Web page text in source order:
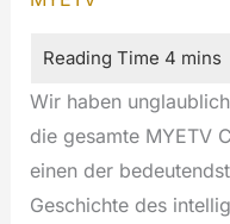
Wir haben
die gesamte MYETV
einen der
Geschichte des